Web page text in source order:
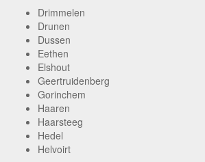
Drimmelen
Drunen
Dussen
Eethen
Elshout
Geertruidenberg
Gorinchem
Haaren
Haarsteeg
Hedel
Helvoirt